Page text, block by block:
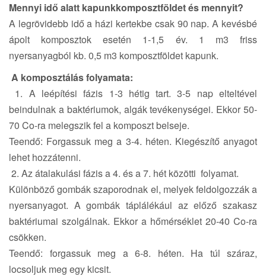
Mennyi idő alatt kapunkkomposztföldet és mennyit?
A legrövidebb idő a házi kertekbe csak 90 nap. A kevésbé
ápolt komposztok esetén 1-1,5 év. 1 m3 friss
nyersanyagból kb. 0,5 m3 komposztföldet kapunk.
A komposztálás folyamata:
1. A leépítési fázis 1-3 hétig tart. 3-5 nap elteltével
beindulnak a baktériumok, algák tevékenységei. Ekkor 50-
70 Co-ra melegszik fel a komposzt belseje.
Teendő: Forgassuk meg a 3-4. héten. Kiegészítő anyagot
lehet hozzátenni.
2. Az átalakulási fázis a 4. és a 7. hét közötti folyamat.
Különböző gombák szaporodnak el, melyek feldolgozzák a
nyersanyagot. A gombák táplálékául az előző szakasz
baktériumai szolgálnak. Ekkor a hőmérséklet 20-40 Co-ra
csökken.
Teendő: forgassuk meg a 6-8. héten. Ha túl száraz,
locsoljuk meg egy kicsit.